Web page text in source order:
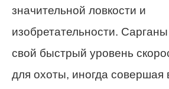
значительной ловкости и
изобретательности.
свой быстрый уровень
для охоты, иногда совершая